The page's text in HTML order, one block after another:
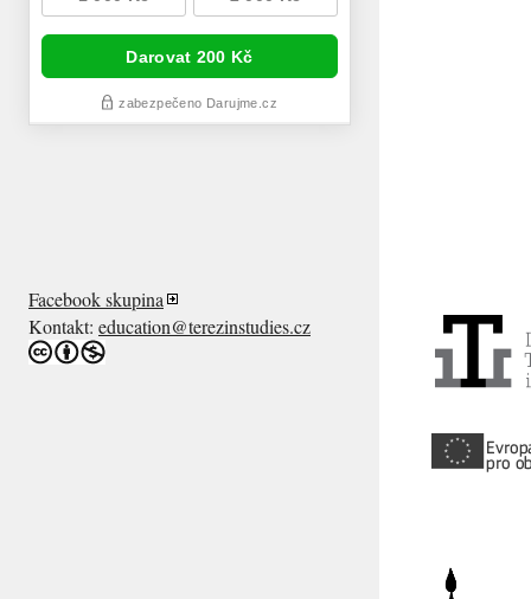
Facebook skupina
Kontakt: education@terezinstudies.cz